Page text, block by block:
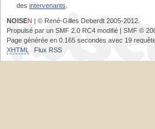
des intervenants
NOISEN | © René-Gilles Deberdt 2005-2012.
Propulsé par un SMF 2.0 RC4 modifié | SMF ©
Page générée en 0.165 secondes avec 19
XHTML
Flux RSS